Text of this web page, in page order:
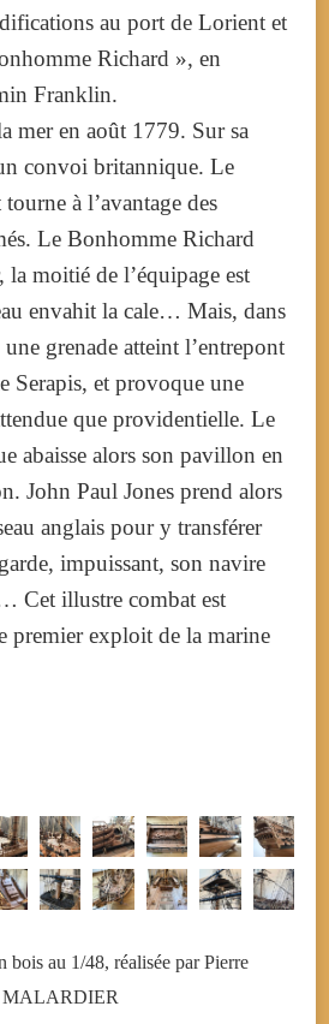
au port de Lorient et
Richard », en
Franklin.
mer en août 1779. Sur sa
convoi britannique. Le
à l’avantage des
Le Bonhomme Richard
la moitié de l’équipage est
envahit la cale… Mais, dans
grenade atteint l’entrepont
Serapis, et provoque une
que providentielle. Le
abaisse alors son pavillon en
John Paul Jones prend alors
anglais pour y transférer
impuissant, son navire
Cet illustre combat est
premier exploit de la marine
bois au 1/48, réalisée par Pierre
MALARDIER